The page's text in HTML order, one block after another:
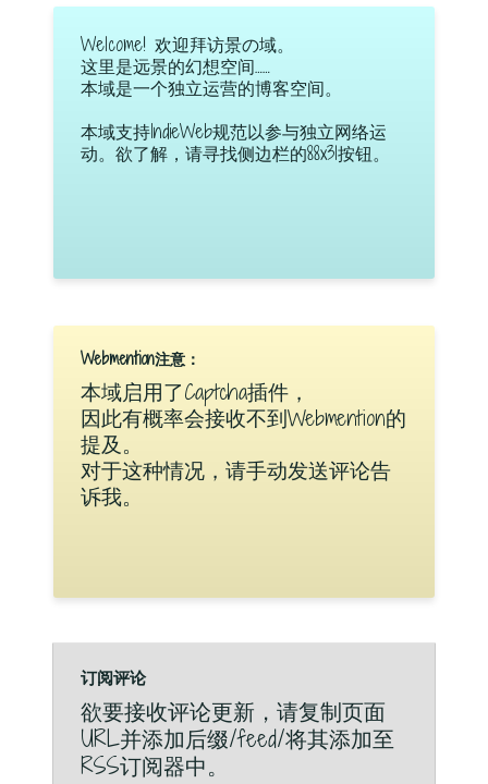
Welcome! 欢迎拜访景の域。
这里是远景的幻想空间……
本域是一个独立运营的博客空间。
本域支持IndieWeb规范以参与独立网络运
动。欲了解，请寻找侧边栏的88x31按钮。
Webmention注意：
本域启用了Captcha插件，
因此有概率会接收不到Webmention的
提及。
对于这种情况，请手动发送评论告
诉我。
订阅评论
欲要接收评论更新，请复制页面
URL并添加后缀/feed/将其添加至
RSS订阅器中。